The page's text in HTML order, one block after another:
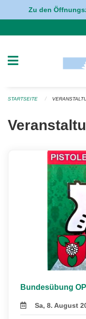
Navigation überspringen
Zu den
STARTSEITE
Bundesübung
Sa, 8. August